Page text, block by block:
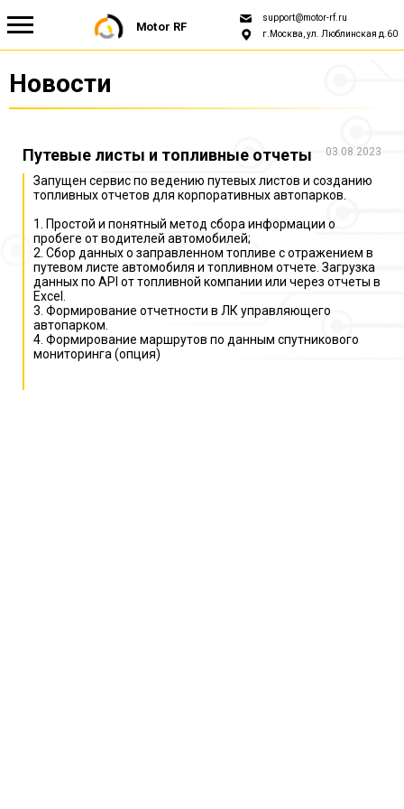
Motor RF
support@motor-rf.ru
г.Москва, ул. Люблинская д.60
Для Автопарка
О нас
Новости
Путевые листы и топливные отчеты 03.08.2023
Запущен сервис по ведению путевых листов и созданию
топливных отчетов для корпоративных автопарков.
1. Простой и понятный метод сбора информации о
пробеге от водителей автомобилей;
2. Сбор данных о заправленном топливе с отражением в
путевом листе автомобиля и топливном отчете. Загрузка
данных по API от топливной компании или через отчеты в
Excel.
3. Формирование отчетности в ЛК управляющего
автопарком.
4. Формирование маршрутов по данным спутникового
мониторинга (опция)